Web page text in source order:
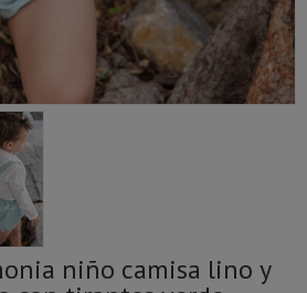
niño camisa lino y